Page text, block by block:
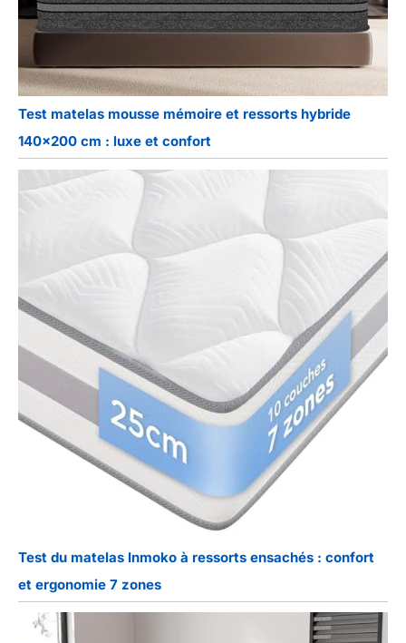
Test matelas mousse mémoire et ressorts hybride
140×200 cm : luxe et confort
Test du matelas Inmoko à ressorts ensachés : confort
et ergonomie 7 zones